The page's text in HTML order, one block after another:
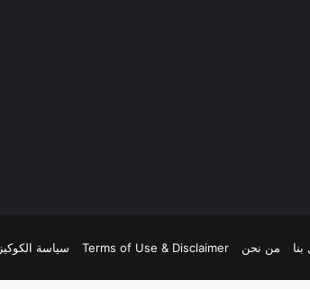
من نحن Terms of Use & Disclaimer سياسة الكوكيز